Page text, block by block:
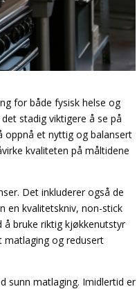
for både fysisk helse og
stadig viktigere å se på
oppnå et nyttig og balansert
kvaliteten på måltidene
Det inkluderer også de
en kvalitetskniv, non-stick
bruke riktig kjøkkenutstyr
matlaging og redusert
sunn matlaging. Imidlertid er